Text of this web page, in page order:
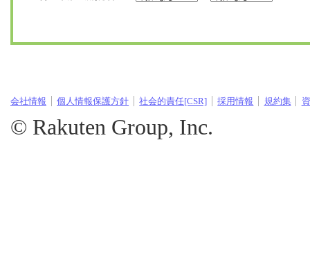
会社情報 個人情報保護方針 社会的責任[CSR] 採用情報 規約集
© Rakuten Group, Inc.